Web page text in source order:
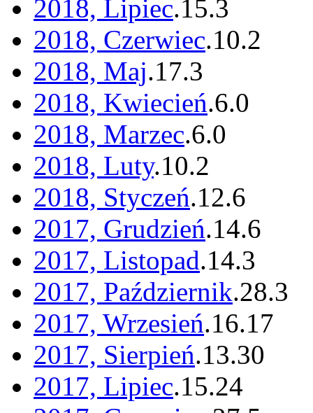
2018, Lipiec.15.3
2018, Czerwiec.10.2
2018, Maj.17.3
2018, Kwiecień.6.0
2018, Marzec.6.0
2018, Luty.10.2
2018, Styczeń.12.6
2017, Grudzień.14.6
2017, Listopad.14.3
2017, Październik.28.3
2017, Wrzesień.16.17
2017, Sierpień.13.30
2017, Lipiec.15.24